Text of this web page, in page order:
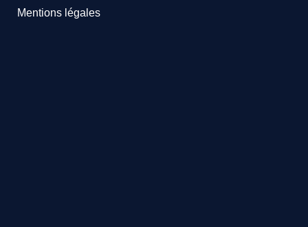
Mentions légales